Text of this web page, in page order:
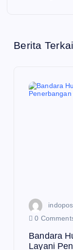
s
Berita
0
Bandara
Layani